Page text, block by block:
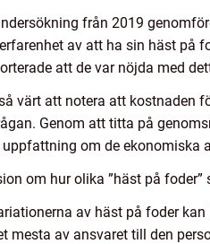
från 2019
av att ha sin häst på
att de var nöjda med
värt att notera att kostnaden
Genom att titta på
om de ekonomiska
om hur olika ”häst på
av häst på foder
mesta av ansvaret till den